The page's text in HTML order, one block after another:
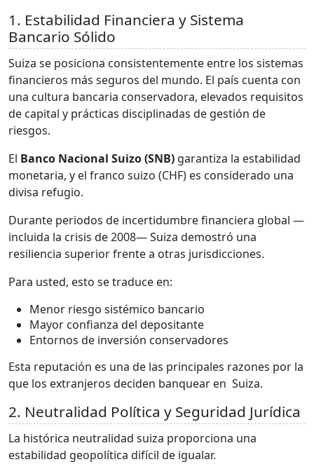
1. Estabilidad Financiera y Sistema
Bancario Sólido
Suiza se posiciona consistentemente entre los sistemas
financieros más seguros del mundo. El país cuenta con
una cultura bancaria conservadora, elevados requisitos
de capital y prácticas disciplinadas de gestión de
riesgos.
El Banco Nacional Suizo (SNB) garantiza la estabilidad
monetaria, y el franco suizo (CHF) es considerado una
divisa refugio.
Durante periodos de incertidumbre financiera global —
incluida la crisis de 2008— Suiza demostró una
resiliencia superior frente a otras jurisdicciones.
Para usted, esto se traduce en:
Menor riesgo sistémico bancario
Mayor confianza del depositante
Entornos de inversión conservadores
Esta reputación es una de las principales razones por la
que los extranjeros deciden banquear en Suiza.
2. Neutralidad Política y Seguridad Jurídica
La histórica neutralidad suiza proporciona una
estabilidad geopolítica difícil de igualar.